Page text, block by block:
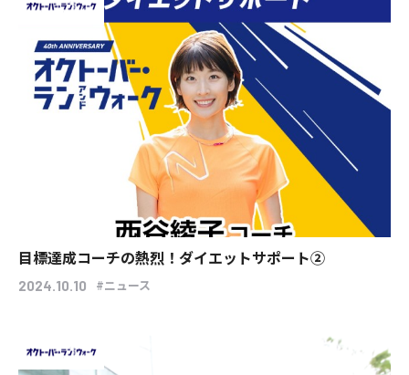
目標達成コーチの熱烈！ダイエットサポート②
2024.10.10 #ニュース